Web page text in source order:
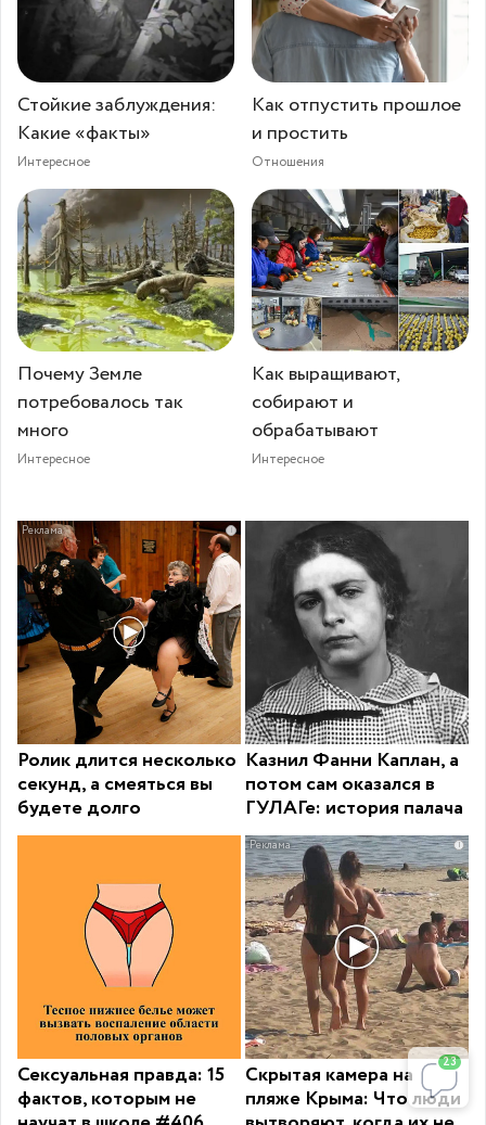
23
Стойкие заблуждения:
Какие «факты»
Интересное
Как отпустить прошлое
и простить
Отношения
Почему Земле
потребовалось так
много
Интересное
Как выращивают,
собирают и
обрабатывают
Интересное
i
Ролик длится несколько
секунд, а смеяться вы
будете долго
Казнил Фанни Каплан, а
потом сам оказался в
ГУЛАГе: история палача
Сексуальная правда: 15
фактов, которым не
i
Скрытая камера на
пляже Крыма: Что люди